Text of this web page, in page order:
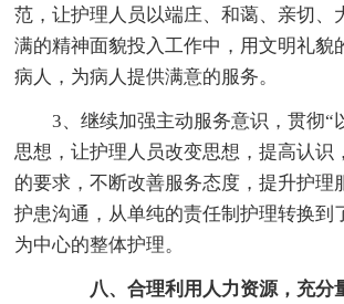
范，让护理人员以端庄、和蔼、亲切、
满的精神面貌投入工作中，用文明礼貌
病人，为病人提供满意的服务。
3、继续加强主动服务意识，贯彻“
思想，让护理人员改变思想，提高认识
的要求，不断改善服务态度，提升护理
护患沟通，从单纯的责任制护理转换到
为中心的整体护理。
八、合理利用人力资源，充分